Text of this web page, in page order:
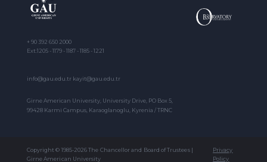
+ 90 392 650 2000
Ext:1205 - 1179 - 1187 - 1185 - 1221
info@gau.edu.tr kayit@gau.edu.tr
Girne American University, University Drive, PO Box 5,
99428 Karmi Campus, Karaoglanoglu, Kyrenia / TRNC
Copyright © 1985-2026 The Chancellor and Board of Trustees |
Girne American University
Privacy
Policy